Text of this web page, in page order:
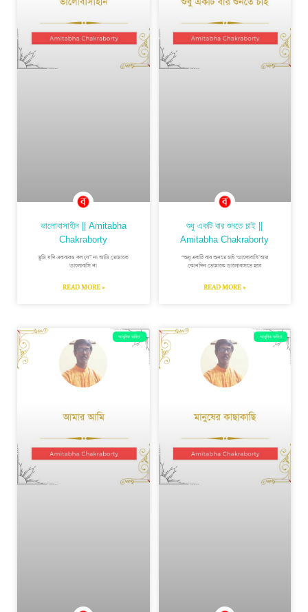
ভালোবাসাহীন || Amitabha
Chakraborty
তু্মি যদি একবারও বল যে” না আমি তোমাকে
ভালোবাসি না
READ MORE »
শুধু একটি বার শুনতে চাই ||
Amitabha Chakraborty
“শুধু একটি বার শুনতে চাই ‘ভালোবাসি’আর
কোনদিন তোমাকে ভালোবাসতে হবে
READ MORE »
আধুনিক কবিতা আধুনিক কবিতা